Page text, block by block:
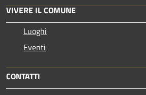
VIVERE IL COMUNE
Luoghi
Eventi
CONTATTI